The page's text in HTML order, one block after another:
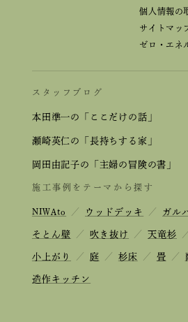
個人情報の
サイトマッ
ゼロ・エネ
スタッフブログ
本田準一の「ここだけの話」
瀬崎英仁の「長持ちする家」
岡田由記子の「主婦の冒険の書」
施工事例をテーマから探す
NIWAto ／ ウッドデッキ ／ ガル
そとん壁 ／ 吹き抜け ／ 天竜杉 ／
小上がり ／ 庭 ／ 杉床 ／ 畳 ／
造作キッチン